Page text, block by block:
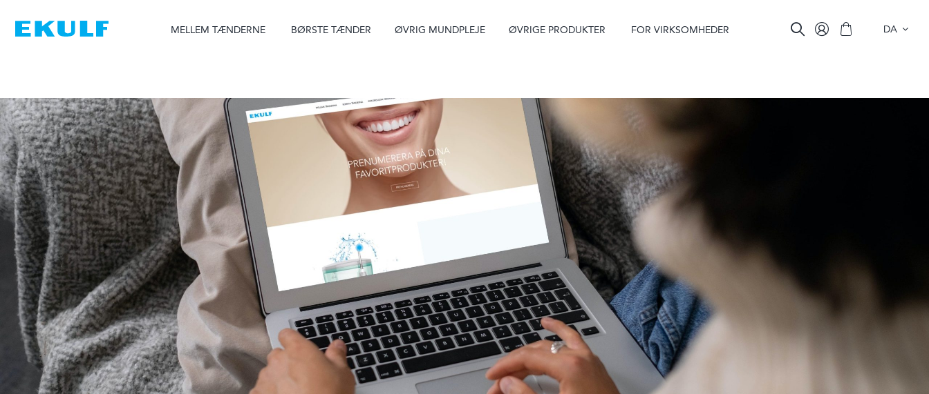
content
MELLEM TÆNDERNE BØRSTE TÆNDER ØVRIG MUNDPLEJE ØVRIGE PRODUKTER FOR VIRKSOMHEDER DA